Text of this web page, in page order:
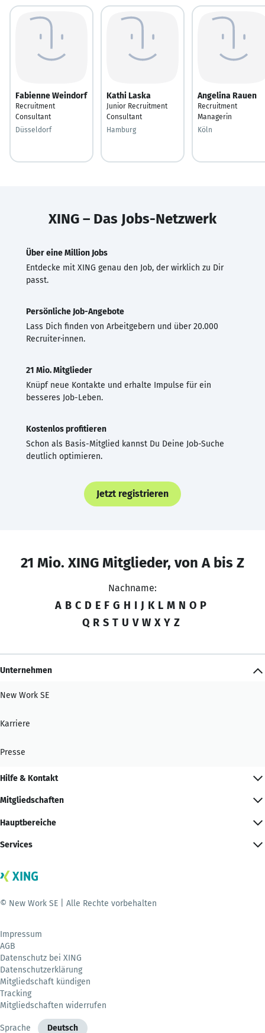
Fabienne Weindorf
Recruitment
Consultant
Düsseldorf
Kathi Laska
Junior Recruitment
Consultant
Hamburg
Angelina Rauen
Recruitment
Managerin
Köln
XING – Das Jobs-Netzwerk
Über eine Million Jobs
Entdecke mit XING genau den Job, der wirklich zu Dir
passt.
Persönliche Job-Angebote
Lass Dich finden von Arbeitgebern und über 20.000
Recruiter·innen.
21 Mio. Mitglieder
Knüpf neue Kontakte und erhalte Impulse für ein
besseres Job-Leben.
Kostenlos profitieren
Schon als Basis-Mitglied kannst Du Deine Job-Suche
deutlich optimieren.
Jetzt registrieren
21 Mio. XING Mitglieder, von A bis Z
Nachname:
A B C D E F G H I J K L M N O P
Q R S T U V W X Y Z
Unternehmen
New Work SE
Karriere
Presse
Hilfe & Kontakt
Mitgliedschaften
Hauptbereiche
Services
© New Work SE | Alle Rechte vorbehalten
Impressum
AGB
Datenschutz bei XING
Datenschutzerklärung
Mitgliedschaft kündigen
Tracking
Mitgliedschaften widerrufen
Sprache Deutsch